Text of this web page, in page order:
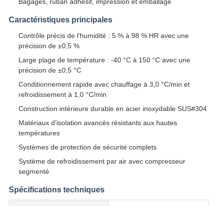
Bagages, ruban adhésif, impression et emballage
Caractéristiques principales
Contrôle précis de l'humidité : 5 % à 98 % HR avec une
précision de ±0,5 %
Large plage de température : -40 °C à 150 °C avec une
précision de ±0,5 °C
Conditionnement rapide avec chauffage à 3,0 °C/min et
refroidissement à 1,0 °C/min
Construction intérieure durable en acier inoxydable SUS#304
Matériaux d'isolation avancés résistants aux hautes
températures
Systèmes de protection de sécurité complets
Système de refroidissement par air avec compresseur
segmenté
Spécifications techniques